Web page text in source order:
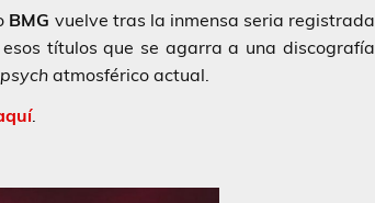
BMG vuelve tras la inmensa seria registrada
títulos que se agarra a una discografía
atmosférico actual.
.